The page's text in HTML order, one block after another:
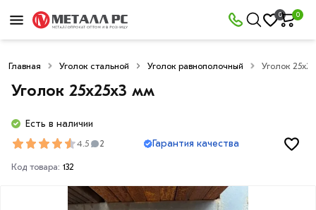
0 0
Главная Уголок стальной Уголок равнополочный Уголок
Уголок 25х25х3 мм
Есть в наличии
4.5 2 Гарантия качества
Код товара: 132